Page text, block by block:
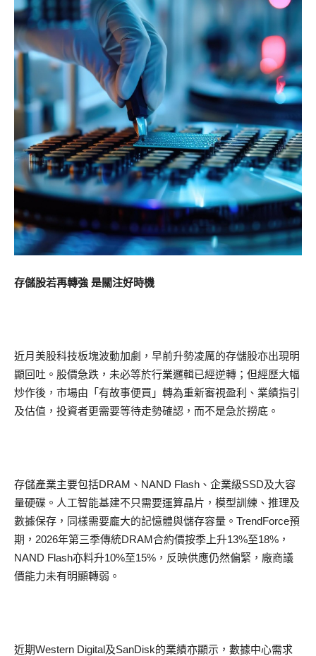
存儲股若再轉強 是關注好時機
近月美股科技板塊波動加劇，早前升勢凌厲的存儲股亦出現明
顯回吐。股價急跌，未必等於行業邏輯已經逆轉；但經歷大幅
炒作後，市場由「有故事便買」轉為重新審視盈利、業績指引
及估值，投資者更需要等待走勢確認，而不是急於撈底。
存儲產業主要包括DRAM、NAND Flash、企業級SSD及大容
量硬碟。人工智能基建不只需要運算晶片，模型訓練、推理及
數據保存，同樣需要龐大的記憶體與儲存容量。TrendForce預
期，2026年第三季傳統DRAM合約價按季上升13%至18%，
NAND Flash亦料升10%至15%，反映供應仍然偏緊，廠商議
價能力未有明顯轉弱。
近期Western Digital及SanDisk的業績亦顯示，數據中心需求